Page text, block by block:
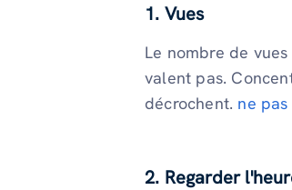
1. Vues
Le nombre de
valent pas.
décrochent. ne
2. Regarder